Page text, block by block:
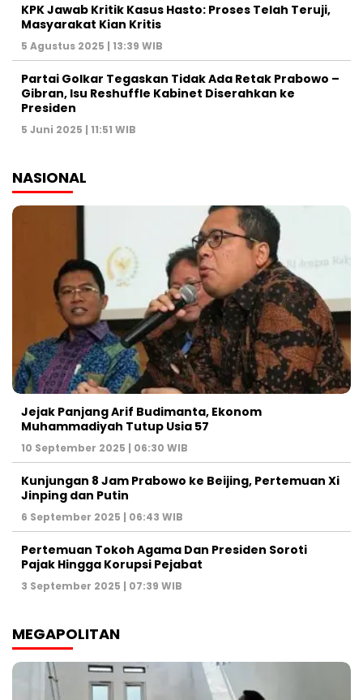
KPK Jawab Kritik Kasus Hasto: Proses Telah Teruji,
Masyarakat Kian Kritis
5 Agustus 2025 | 13:39 WIB
Partai Golkar Tegaskan Tidak Ada Retak Prabowo –
Gibran, Isu Reshuffle Kabinet Diserahkan ke
Presiden
5 Juni 2025 | 11:51 WIB
NASIONAL
Jejak Panjang Arif Budimanta, Ekonom
Muhammadiyah Tutup Usia 57
10 September 2025 | 06:30 WIB
Kunjungan 8 Jam Prabowo ke Beijing, Pertemuan Xi
Jinping dan Putin
6 September 2025 | 06:43 WIB
Pertemuan Tokoh Agama Dan Presiden Soroti
Pajak Hingga Korupsi Pejabat
3 September 2025 | 07:39 WIB
MEGAPOLITAN